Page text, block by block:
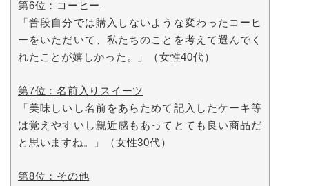
第6位：コーヒー
「普段自分では購入しないような変わったコーヒ
ーをいただいて、私たちのことを考えて選んでく
れたことが嬉しかった。」（女性40代）
第7位：名前入りスイーツ
「美味しいし名前をあらためて記入したケーキ等
は覚えやすいし親近感もあってとても良い商品だ
と思いますね。」（女性30代）
第8位：その他